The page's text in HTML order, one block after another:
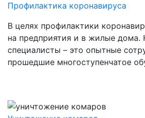
Заказать
Профилактика коронавируса
В целях профилактики
на предприятия и в жилые дома.
специалисты – это опытные
прошедшие многоступенчатое